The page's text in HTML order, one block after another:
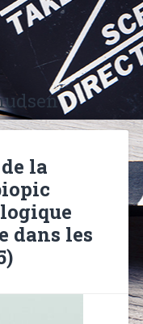
la
dans les